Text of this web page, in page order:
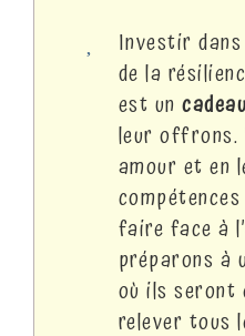
Investir
de la
est un
leur offrons.
amour et en
faire face à
préparons à
où ils seront
relever tous